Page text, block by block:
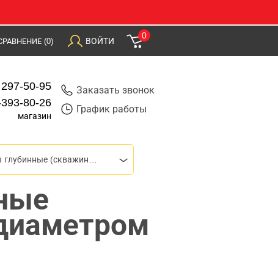
(0) ВОЙТИ
0
50-95
80-26
магазин
Заказать звонок
График работы